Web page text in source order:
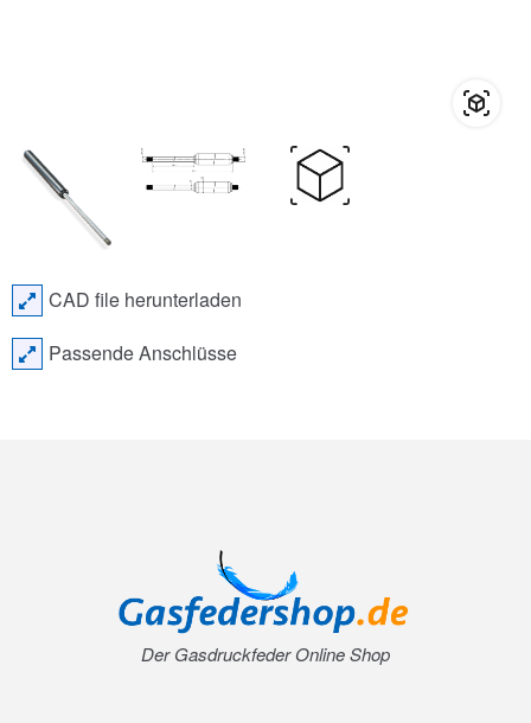
CAD file herunterladen
Passende Anschlüsse
Der Gasdruckfeder Online Shop